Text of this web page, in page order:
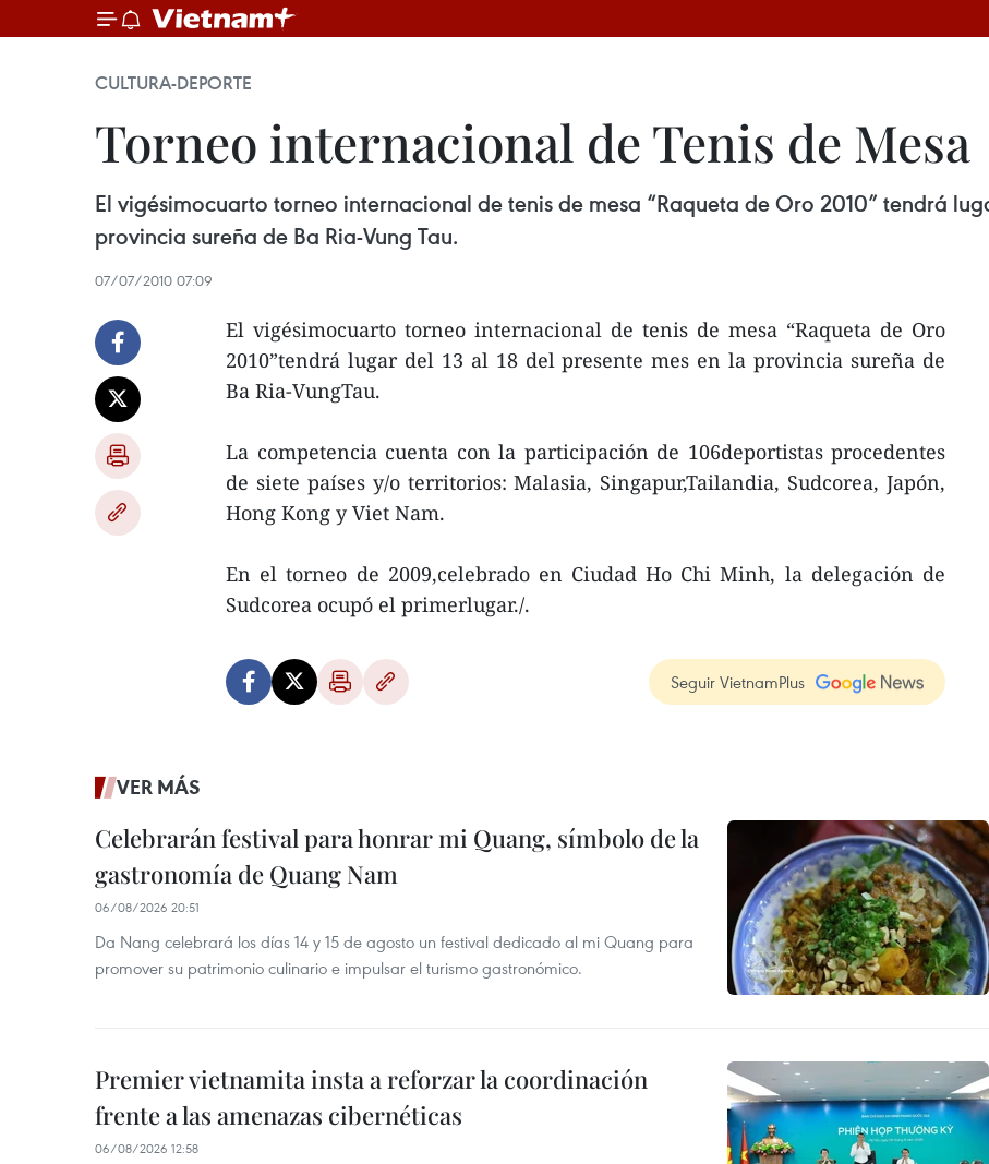
CULTURA-DEPORTE
Torneo internacional de Tenis de Mesa
El vigésimocuarto torneo internacional de tenis de mesa “Raqueta de Oro 2010” tendrá
provincia sureña de Ba Ria-Vung Tau.
07/07/2010 07:09
El vigésimocuarto torneo internacional de tenis de mesa “Raqueta de Oro
2010”tendrá lugar del 13 al 18 del presente mes en la provincia sureña de
Ba Ria-VungTau.
La competencia cuenta con la participación de 106deportistas procedentes
de siete países y/o territorios: Malasia, Singapur,Tailandia, Sudcorea, Japón,
Hong Kong y Viet Nam.
En el torneo de 2009,celebrado en Ciudad Ho Chi Minh, la delegación de
Sudcorea ocupó el primerlugar./.
Seguir VietnamPlus
VER MÁS
Celebrarán festival para honrar mi Quang, símbolo de la
gastronomía de Quang Nam
06/08/2026 20:51
Da Nang celebrará los días 14 y 15 de agosto un festival dedicado al mi Quang para
promover su patrimonio culinario e impulsar el turismo gastronómico.
Premier vietnamita insta a reforzar la coordinación
frente a las amenazas cibernéticas
06/08/2026 12:58